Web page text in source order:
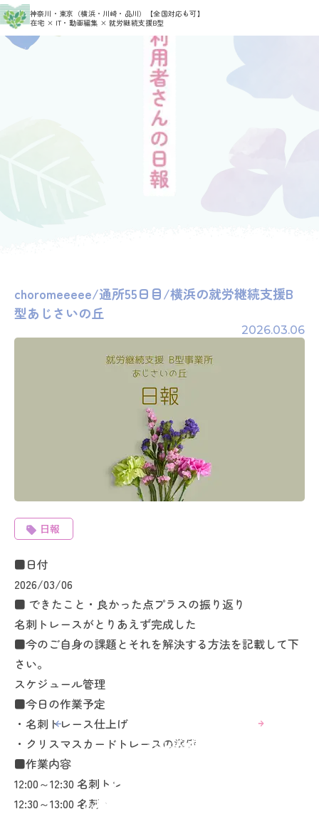
神奈川・東京（横浜・川崎・品川）
【全国対応も可】
在宅 × IT・動画編集 × 就労継続支援B型
HOME > 利用者さんの日報 > choromeeeee
choromeeeee/通所55日目/横浜の就労継続支援B
型あじさいの丘
2026.03.06
日報
■日付
2026/03/06
■ できたこと・良かった点プラスの振り返り
名刺トレースがとりあえず完成した
■今のご自身の課題とそれを解決する方法を記載して下
さい。
スケジュール管理
■今日の作業予定
・名刺トレース仕上げ
・クリスマスカードトレースの準備
■作業内容
12:00～12:30 名刺トレース仕上げ
12:30～13:00 名刺トレース仕上げ